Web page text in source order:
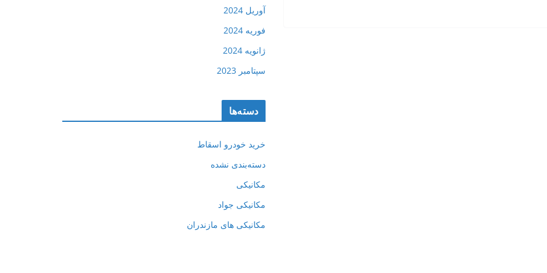
آوریل 2024
فوریه 2024
ژانویه 2024
سپتامبر 2023
دسته‌ها
خرید خودرو اسقاط
دسته‌بندی نشده
مکانیکی
مکانیکی جواد
مکانیکی های مازندران